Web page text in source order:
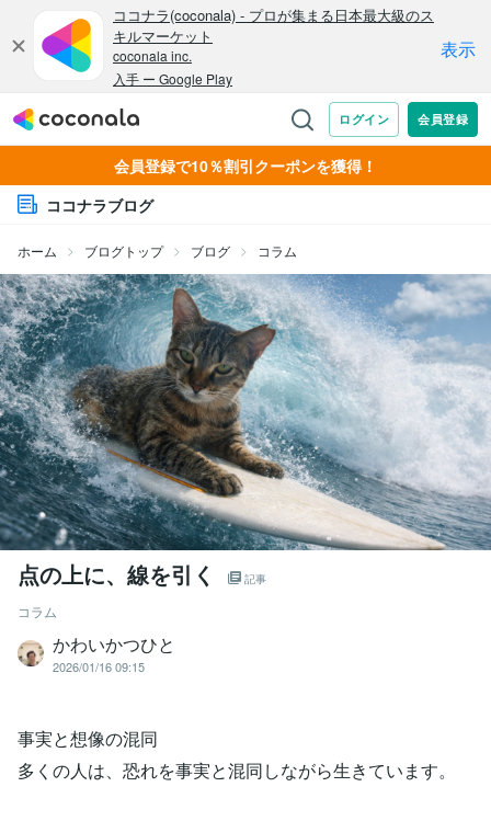
会員登録で10％割引クーポンを獲得！
ココナラブログ
ホーム ブログトップ ブログ コラム
点の上に、線を引く 記事
コラム
かわいかつひと
2026/01/16 09:15
事実と想像の混同
多くの人は、恐れを事実と混同しながら生きています。